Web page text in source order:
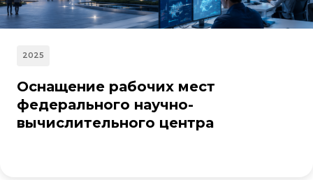
2025
Оснащение рабочих мест
федерального научно-
вычислительного центра